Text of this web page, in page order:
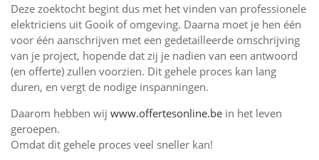
Deze zoektocht begint dus met het vinden van professionele
elektriciens uit Gooik of omgeving. Daarna moet je hen één
voor één aanschrijven met een gedetailleerde omschrijving
van je project, hopende dat zij je nadien van een antwoord
(en offerte) zullen voorzien. Dit gehele proces kan lang
duren, en vergt de nodige inspanningen.
Daarom hebben wij www.offertesonline.be in het leven
geroepen.
Omdat dit gehele proces veel sneller kan!